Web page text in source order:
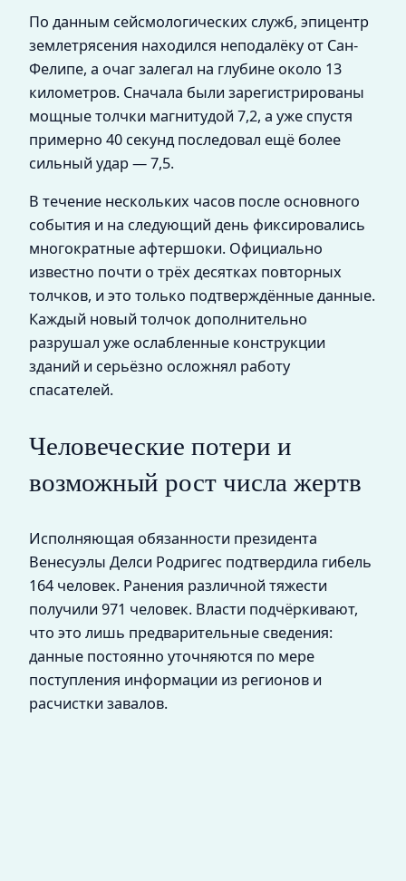
По данным сейсмологических служб, эпицентр
землетрясения находился неподалёку от Сан-
Фелипе, а очаг залегал на глубине около 13
километров. Сначала были зарегистрированы
мощные толчки магнитудой 7,2, а уже спустя
примерно 40 секунд последовал ещё более
сильный удар — 7,5.
В течение нескольких часов после основного
события и на следующий день фиксировались
многократные афтершоки. Официально
известно почти о трёх десятках повторных
толчков, и это только подтверждённые данные.
Каждый новый толчок дополнительно
разрушал уже ослабленные конструкции
зданий и серьёзно осложнял работу
спасателей.
Человеческие потери и
возможный рост числа жертв
Исполняющая обязанности президента
Венесуэлы Делси Родригес подтвердила гибель
164 человек. Ранения различной тяжести
получили 971 человек. Власти подчёркивают,
что это лишь предварительные сведения:
данные постоянно уточняются по мере
поступления информации из регионов и
расчистки завалов.